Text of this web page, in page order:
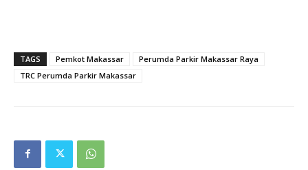
TAGS Pemkot Makassar
Perumda Parkir Makassar Raya
TRC Perumda Parkir Makassar